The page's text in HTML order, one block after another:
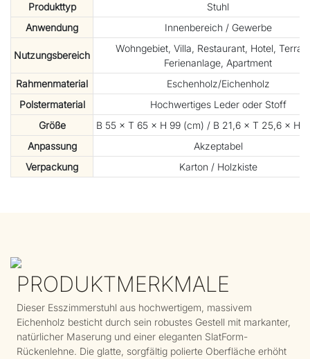
Produkttyp
Stuhl
Anwendung
Innenbereich / Gewerbe
Nutzungsbereich
Wohngebiet, Villa, Restaurant, Hotel,
Ferienanlage, Apartment
Rahmenmaterial
Eschenholz/Eichenholz
Polstermaterial
Hochwertiges Leder oder Stoff
Größe
B 55 × T 65 × H 99 (cm) / B 21,6 × T 25,6 × H
Anpassung
Akzeptabel
Verpackung
Karton / Holzkiste
PRODUKTMERKMALE
Dieser Esszimmerstuhl aus hochwertigem, massivem
Eichenholz besticht durch sein robustes Gestell mit markanter,
natürlicher Maserung und einer eleganten SlatForm-
Rückenlehne. Die glatte, sorgfältig polierte Oberfläche erhöht